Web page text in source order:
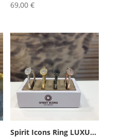
69,00€
Spirit Icons Ring LUXURY